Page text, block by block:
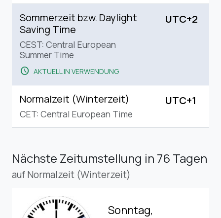
Sommerzeit bzw. Daylight
Saving Time
CEST: Central European
Summer Time
schedule AKTUELL IN VERWENDUNG
UTC+2
Normalzeit (Winterzeit)
CET: Central European Time
UTC+1
Nächste Zeitumstellung in 76 Tagen
auf Normalzeit (Winterzeit)
Sonntag,